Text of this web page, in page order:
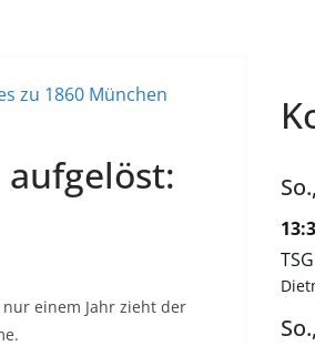
einem Jahr zieht der
So.,
So.,